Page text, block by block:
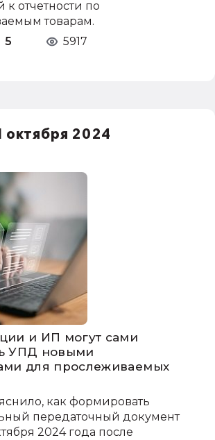
к отчетности по
товарам.
5 5917
октября 2024
и ИП могут сами
УПД новыми
для прослеживаемых
как формировать
передаточный документ
2024 года после